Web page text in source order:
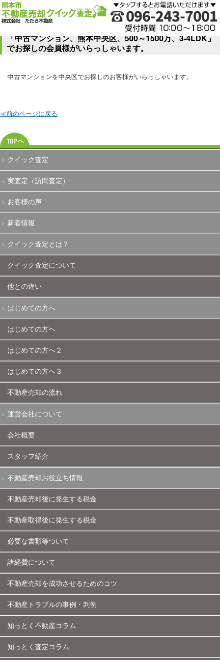
「中古マンション、熊本中央区、500～1500万、3-4LDK」
でお探しの会員様がいらっしゃいます。
中古マンションを中央区でお探しのお客様がいらっしゃいます。
≪前のページに戻る
クイック査定
実査定（訪問査定）
お客様の声
新着情報
クイック査定とは？
クイック査定について
他との違い
はじめての方へ
はじめての方へ
はじめての方へ２
はじめての方へ３
不動産売却の流れ
運営会社について
会社概要
スタッフ紹介
不動産売却お役立ち情報
不動産売却後に発生する税金
不動産取得後に発生する税金
必要な書類等ついて
諸経費について
不動産売却を成功させるためのコツ
不動産トラブルの事例・判例
知っとく不動産コラム
知っとく査定コラム